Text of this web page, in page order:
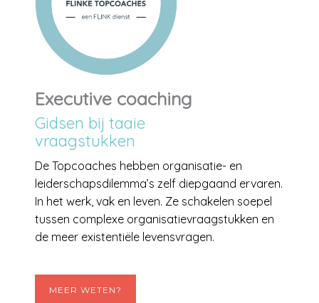
Executive coaching
Gidsen bij taaie
vraagstukken
De Topcoaches hebben organisatie- en
leiderschapsdilemma’s zelf diepgaand ervaren.
In het werk, vak en leven. Ze schakelen soepel
tussen complexe organisatievraagstukken en
de meer existentiële levensvragen.
MEER WETEN?